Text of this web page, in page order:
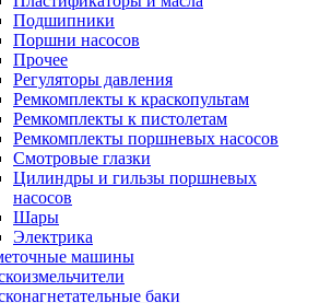
Подшипники
Поршни насосов
Прочее
Регуляторы давления
Ремкомплекты к краскопультам
Ремкомплекты к пистолетам
Ремкомплекты поршневых насосов
Смотровые глазки
Цилиндры и гильзы поршневых
насосов
Шары
Электрика
машины
баки